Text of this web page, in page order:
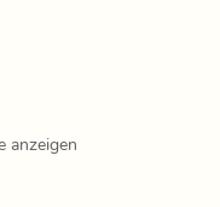
anzeigen